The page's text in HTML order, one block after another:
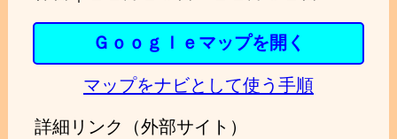
Ｇｏｏｇｌｅマップを開く
マップをナビとして使う手順
詳細リンク（外部サイト）